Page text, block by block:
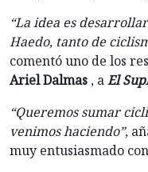
“La idea es
Haedo, tanto de
comentó uno de los
Ariel Dalmas , aEl
“Queremos sumar
venimos haciendo”,
muy entusiasmado